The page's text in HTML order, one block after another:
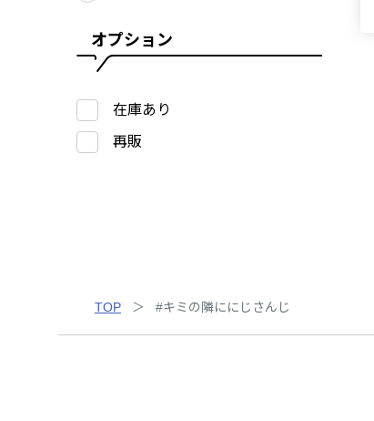
オプション
在庫あり
再販
TOP #キミの隣ににじさんじ